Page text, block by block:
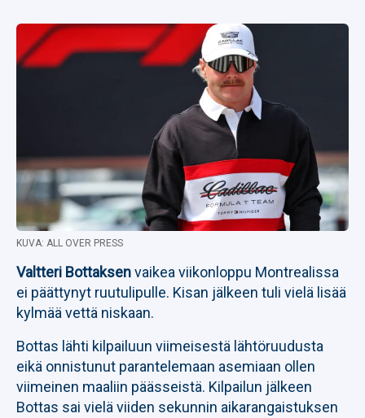
KUVA: ALL OVER PRESS
Valtteri Bottaksenvaikea viikonloppu Montrealissa
ei päättynyt ruutulipulle. Kisan jälkeen tuli vielä lisää
kylmää vettä niskaan.
Bottas lähti kilpailuun viimeisestä lähtöruudusta
eikä onnistunut parantelemaan asemiaan ollen
viimeinen maaliin päässeistä. Kilpailun jälkeen
Bottas sai vielä viiden sekunnin aikarangaistuksen